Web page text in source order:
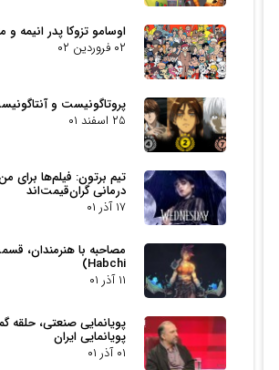
اوسامو تزوکا پدر انیمه و
۰۲ فروردین ۰۲
پروتاگونیست و
۲۵ اسفند ۰۱
تیم برتون: فیلم‌ها
درمانی گران‌قیمت‌اند
۱۷ آذر ۰۱
Habchi)
۱۱ آذر ۰۱
پویانمایی صنعتی، حلقه
پویانمایی ایران
۰۱ آذر ۰۱